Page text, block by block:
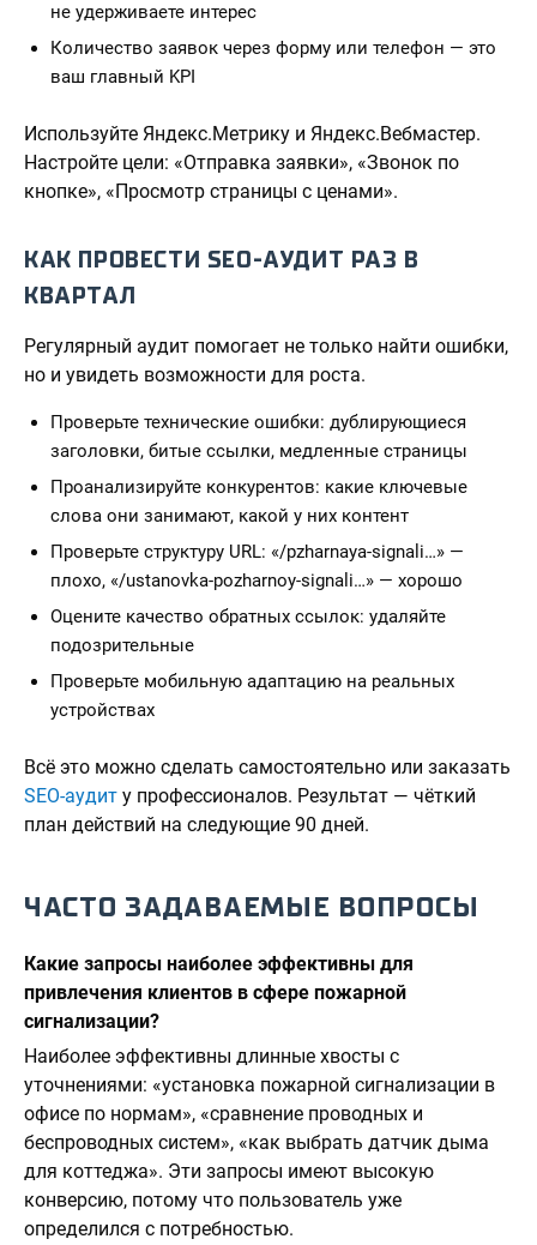
не удерживаете интерес
Количество заявок через форму или телефон — это
ваш главный KPI
Используйте Яндекс.Метрику и Яндекс.Вебмастер.
Настройте цели: «Отправка заявки», «Звонок по
кнопке», «Просмотр страницы с ценами».
КАК ПРОВЕСТИ SEO-АУДИТ РАЗ В
КВАРТАЛ
Регулярный аудит помогает не только найти ошибки,
но и увидеть возможности для роста.
Проверьте технические ошибки: дублирующиеся
заголовки, битые ссылки, медленные страницы
Проанализируйте конкурентов: какие ключевые
слова они занимают, какой у них контент
Проверьте структуру URL: «/pzharnaya-signali…» —
плохо, «/ustanovka-pozharnoy-signali…» — хорошо
Оцените качество обратных ссылок: удаляйте
подозрительные
Проверьте мобильную адаптацию на реальных
устройствах
Всё это можно сделать самостоятельно или заказать
SEO-аудит у профессионалов. Результат — чёткий
план действий на следующие 90 дней.
ЧАСТО ЗАДАВАЕМЫЕ ВОПРОСЫ
Какие запросы наиболее эффективны для
привлечения клиентов в сфере пожарной
сигнализации?
Наиболее эффективны длинные хвосты с
уточнениями: «установка пожарной сигнализации в
офисе по нормам», «сравнение проводных и
беспроводных систем», «как выбрать датчик дыма
для коттеджа». Эти запросы имеют высокую
конверсию, потому что пользователь уже
определился с потребностью.